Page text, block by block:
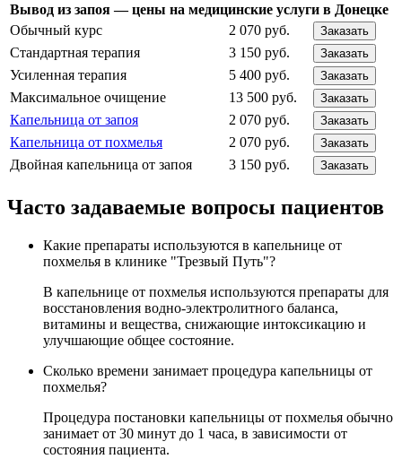
Вывод из запоя — цены на медицинские услуги в Донецке
Обычный курс
2 070 руб. Заказать
Стандартная терапия 3 150 руб. Заказать
Усиленная терапия 5 400 руб. Заказать
Максимальное очищение 13 500 руб. Заказать
Капельница от запоя 2 070 руб. Заказать
Капельница от похмелья 2 070 руб. Заказать
Двойная капельница от запоя 3 150 руб. Заказать
Часто задаваемые вопросы пациентов
Какие препараты используются в капельнице от
похмелья в клинике "Трезвый Путь"?
В капельнице от похмелья используются препараты для
восстановления водно-электролитного баланса,
витамины и вещества, снижающие интоксикацию и
улучшающие общее состояние.
Сколько времени занимает процедура капельницы от
похмелья?
Процедура постановки капельницы от похмелья обычно
занимает от 30 минут до 1 часа, в зависимости от
состояния пациента.